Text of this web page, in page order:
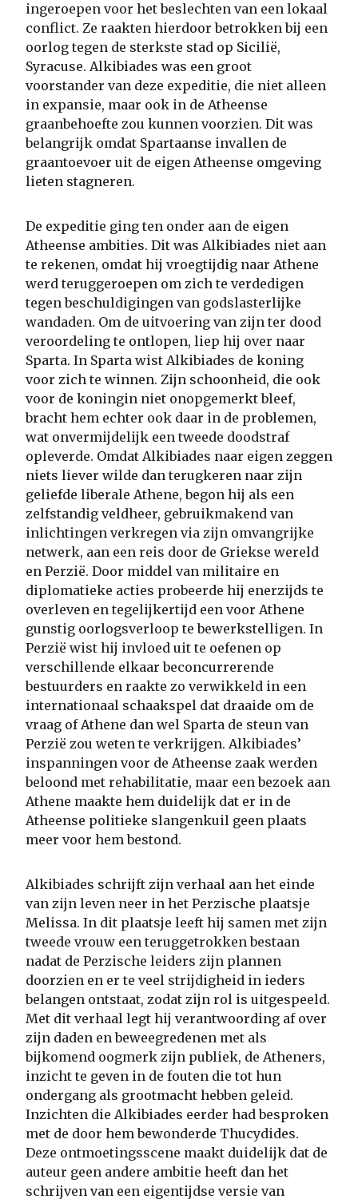
ingeroepen voor het beslechten van een lokaal
conflict. Ze raakten hierdoor betrokken bij een
oorlog tegen de sterkste stad op Sicilië,
Syracuse. Alkibiades was een groot
voorstander van deze expeditie, die niet alleen
in expansie, maar ook in de Atheense
graanbehoefte zou kunnen voorzien. Dit was
belangrijk omdat Spartaanse invallen de
graantoevoer uit de eigen Atheense omgeving
lieten stagneren.
De expeditie ging ten onder aan de eigen
Atheense ambities. Dit was Alkibiades niet aan
te rekenen, omdat hij vroegtijdig naar Athene
werd teruggeroepen om zich te verdedigen
tegen beschuldigingen van godslasterlijke
wandaden. Om de uitvoering van zijn ter dood
veroordeling te ontlopen, liep hij over naar
Sparta. In Sparta wist Alkibiades de koning
voor zich te winnen. Zijn schoonheid, die ook
voor de koningin niet onopgemerkt bleef,
bracht hem echter ook daar in de problemen,
wat onvermijdelijk een tweede doodstraf
opleverde. Omdat Alkibiades naar eigen zeggen
niets liever wilde dan terugkeren naar zijn
geliefde liberale Athene, begon hij als een
zelfstandig veldheer, gebruikmakend van
inlichtingen verkregen via zijn omvangrijke
netwerk, aan een reis door de Griekse wereld
en Perzië. Door middel van militaire en
diplomatieke acties probeerde hij enerzijds te
overleven en tegelijkertijd een voor Athene
gunstig oorlogsverloop te bewerkstelligen. In
Perzië wist hij invloed uit te oefenen op
verschillende elkaar beconcurrerende
bestuurders en raakte zo verwikkeld in een
internationaal schaakspel dat draaide om de
vraag of Athene dan wel Sparta de steun van
Perzië zou weten te verkrijgen. Alkibiades’
inspanningen voor de Atheense zaak werden
beloond met rehabilitatie, maar een bezoek aan
Athene maakte hem duidelijk dat er in de
Atheense politieke slangenkuil geen plaats
meer voor hem bestond.
Alkibiades schrijft zijn verhaal aan het einde
van zijn leven neer in het Perzische plaatsje
Melissa. In dit plaatsje leeft hij samen met zijn
tweede vrouw een teruggetrokken bestaan
nadat de Perzische leiders zijn plannen
doorzien en er te veel strijdigheid in ieders
belangen ontstaat, zodat zijn rol is uitgespeeld.
Met dit verhaal legt hij verantwoording af over
zijn daden en beweegredenen met als
bijkomend oogmerk zijn publiek, de Atheners,
inzicht te geven in de fouten die tot hun
ondergang als grootmacht hebben geleid.
Inzichten die Alkibiades eerder had besproken
met de door hem bewonderde Thucydides.
Deze ontmoetingsscene maakt duidelijk dat de
auteur geen andere ambitie heeft dan het
schrijven van een eigentijdse versie van